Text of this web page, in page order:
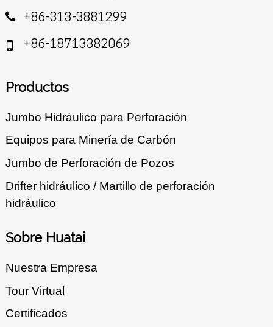
+86-313-3881299
+86-18713382069
Productos
Jumbo Hidráulico para Perforación
Equipos para Minería de Carbón
Jumbo de Perforación de Pozos
Drifter hidráulico / Martillo de perforación
hidráulico
Sobre Huatai
Nuestra Empresa
Tour Virtual
Certificados